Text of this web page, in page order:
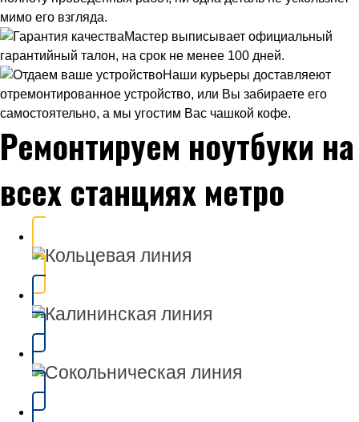
мимо его взгляда.
Мастер выписывает официальный
гарантийный талон, на срок не менее 100 дней.
Наши курьеры доставляеют
отремонтированное устройство, или Вы забираете его
самостоятельно, а мы угостим Вас чашкой кофе.
Ремонтируем ноутбуки на
всех станциях метро